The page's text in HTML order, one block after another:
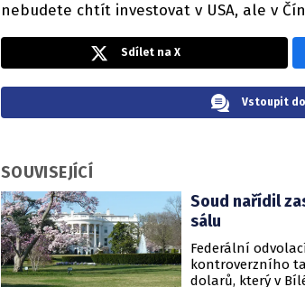
nebudete chtít investovat v USA, ale v
Sdílet na X
Vstoupit
SOUVISEJÍCÍ
Soud nařídil
sálu
Federální
kontroverzního
dolarů, který v